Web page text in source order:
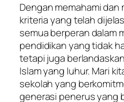
Dengan memahami
kriteria yang telah
semua berperan dalam
pendidikan yang tidak
tetapi juga
Islam yang luhur. Mari
sekolah yang
generasi penerus yang